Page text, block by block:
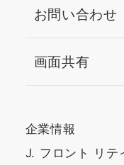
お問い合わせ
画面共有
企業情報
J. フロント リテ